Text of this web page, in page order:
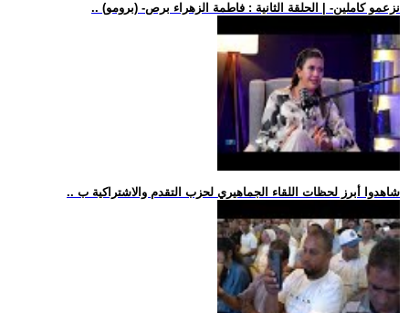
.. (برومو) -نزعمو كاملين- | الحلقة الثانية : فاطمة الزهراء برص
.. شاهدوا أبرز لحظات اللقاء الجماهيري لحزب التقدم والاشتراكية ب